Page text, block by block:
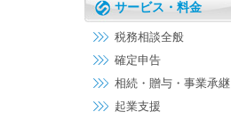
サービス・料金
税務相談全般
確定申告
相続・贈与・事業承継
起業支援